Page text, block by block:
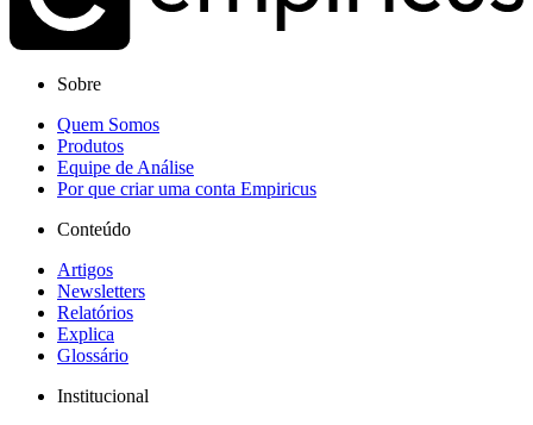
Sobre
Quem Somos
Produtos
Equipe de Análise
Por que criar uma conta Empiricus
Conteúdo
Artigos
Newsletters
Relatórios
Explica
Glossário
Institucional